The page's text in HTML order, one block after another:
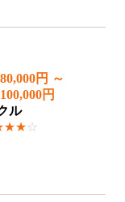
80,000円 ～
100,000円
ル
☆